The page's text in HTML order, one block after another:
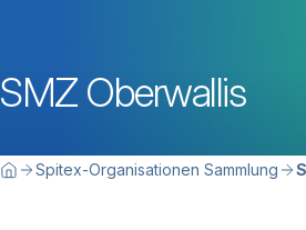
SMZ Oberwallis
Sie befinden sich hier:
HomeSpitex-Organisationen Sammlung